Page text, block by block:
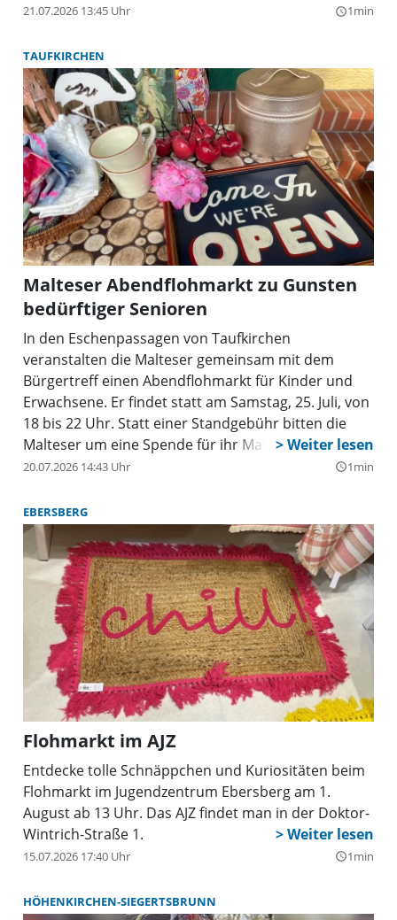
21.07.2026 13:45 Uhr query_builder1min
TAUFKIRCHEN
Malteser Abendflohmarkt zu Gunsten
bedürftiger Senioren
In den Eschenpassagen von Taufkirchen
veranstalten die Malteser gemeinsam mit dem
Bürgertreff einen Abendflohmarkt für Kinder und
Erwachsene. Er findet statt am Samstag, 25. Juli, von
18 bis 22 Uhr. Statt einer Standgebühr bitten die
Malteser um eine Spende für ihr Mahlzeitenprojekt,
bei dem bedürftige Senioren mit einem kostenlosen
20.07.2026 14:43 Uhr query_builder1min
EBERSBERG
Flohmarkt im AJZ
Entdecke tolle Schnäppchen und Kuriositäten beim
Flohmarkt im Jugendzentrum Ebersberg am 1.
August ab 13 Uhr. Das AJZ findet man in der Doktor-
Wintrich-Straße 1.
15.07.2026 17:40 Uhr query_builder1min
HÖHENKIRCHEN-SIEGERTSBRUNN